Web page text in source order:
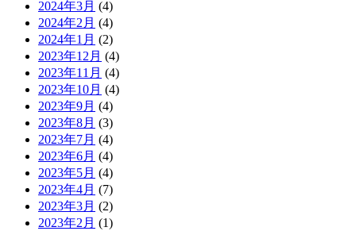
2024年3月 (4)
2024年2月 (4)
2024年1月 (2)
2023年12月 (4)
2023年11月 (4)
2023年10月 (4)
2023年9月 (4)
2023年8月 (3)
2023年7月 (4)
2023年6月 (4)
2023年5月 (4)
2023年4月 (7)
2023年3月 (2)
2023年2月 (1)